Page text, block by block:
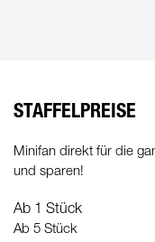
STAFFELPREISE
Minifan direkt für die
und sparen!
Ab 1 Stück
Ab 5 Stück